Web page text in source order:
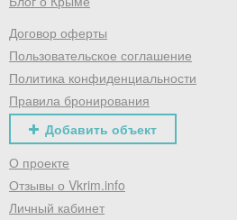
Договор оферты
Пользовательское соглашение
Политика конфиденциальности
Правила бронирования
Добавить объект
О проекте
Отзывы о Vkrim.info
Личный кабинет